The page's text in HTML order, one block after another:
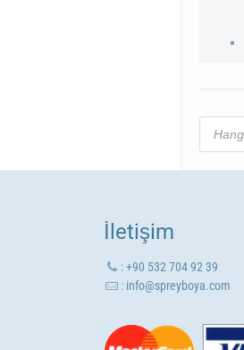
Products
search
İletişim
:+90 532 704 92 39
: info@spreyboya.com